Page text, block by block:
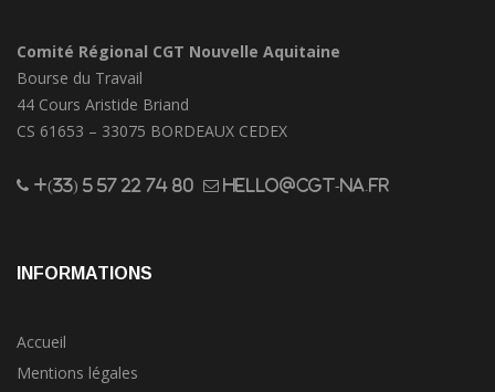
Comité Régional CGT Nouvelle Aquitaine
Bourse du Travail
44 Cours Aristide Briand
CS 61653 – 33075 BORDEAUX CEDEX
+(33) 5 57 22 74 80 hello@cgt-na.fr
INFORMATIONS
Accueil
Mentions légales